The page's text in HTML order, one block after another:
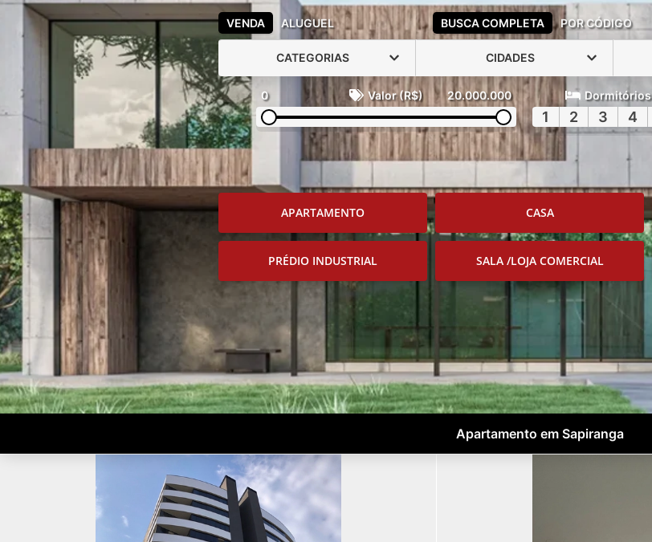
VENDA ALUGUEL BUSCA COMPLETA POR CÓDIGO
CATEGORIAS CIDADES
0 Valor (R$) 20.000.000 Dormitórios
1 2 3 4
APARTAMENTO CASA
PRÉDIO INDUSTRIAL SALA /LOJA COMERCIAL
Apartamento em Sapiranga